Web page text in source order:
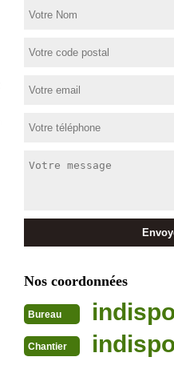
Nos coordonnées
Bureau
Chantier